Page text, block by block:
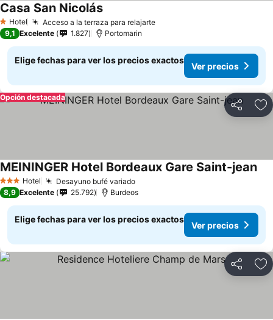
1 Estrellas
Hotel Acceso a la terraza para relajarteVer precios
Casa San NicolásVer precios
9,1 Excelente 1.827 Portomarin
Elige fechas para ver los precios exactos
Ver precios
Compartir
Opción destacada
3 Estrellas
Hotel Desayuno bufé variadoVer precios
MEININGER Hotel Bordeaux Gare Saint-jean
8,9 Excelente 25.792 Burdeos
Elige fechas para ver los precios exactos
Ver precios
Compartir